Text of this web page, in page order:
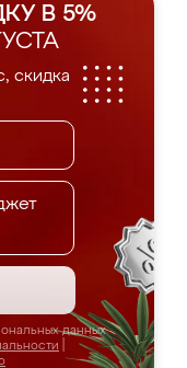
В 5%
скидка
данных